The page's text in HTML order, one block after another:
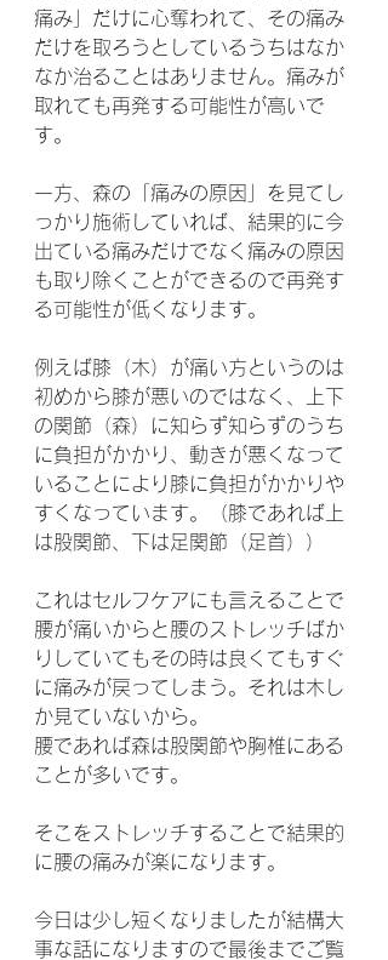
痛み」だけに心奪われて、その痛み
だけを取ろうとしているうちはなか
なか治ることはありません。痛みが
取れても再発する可能性が高いで
す。
一方、森の「痛みの原因」を見てし
っかり施術していれば、結果的に今
出ている痛みだけでなく痛みの原因
も取り除くことができるので再発す
る可能性が低くなります。
例えば膝（木）が痛い方というのは
初めから膝が悪いのではなく、上下
の関節（森）に知らず知らずのうち
に負担がかかり、動きが悪くなって
いることにより膝に負担がかかりや
すくなっています。（膝であれば上
は股関節、下は足関節（足首））
これはセルフケアにも言えることで
腰が痛いからと腰のストレッチばか
りしていてもその時は良くてもすぐ
に痛みが戻ってしまう。それは木し
か見ていないから。
腰であれば森は股関節や胸椎にある
ことが多いです。
そこをストレッチすることで結果的
に腰の痛みが楽になります。
今日は少し短くなりましたが結構大
事な話になりますので最後までご覧